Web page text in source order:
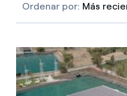
Ordenar por: Más
Más